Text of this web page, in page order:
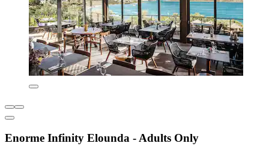
Enorme Infinity Elounda - Adults Only